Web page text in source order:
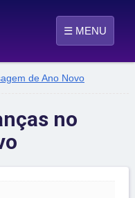
☰ MENU
de Ano Novo
no